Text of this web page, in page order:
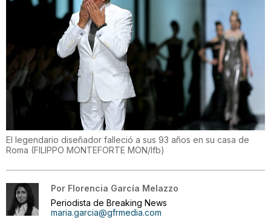
El legendario diseñador falleció a sus 93 años en su casa de
Roma (FILIPPO MONTEFORTE MON/lfb)
Por Florencia García Melazzo
Periodista de Breaking News
maria.garcia@gfrmedia.com